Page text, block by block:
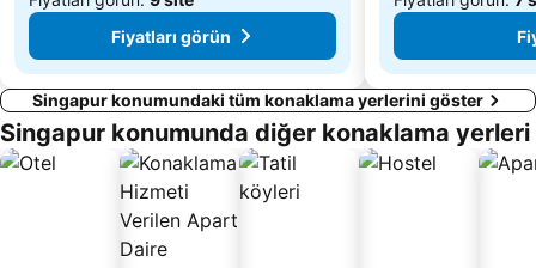
Fiyatları görün
Singapur konumundaki tüm konaklama yerlerini göster
Singapur konumunda diğer konaklama yerleri